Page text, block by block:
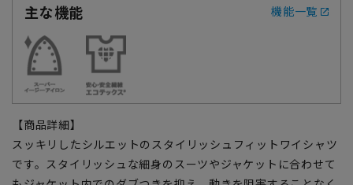
主な機能
機能一覧
【商品詳細】
スッキリしたシルエットのスタイリッシュフィットワイシャツ
です。スタイリッシュな細身のスーツやジャケットに合わせて